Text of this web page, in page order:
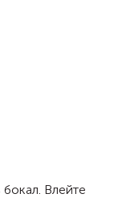
Влейте